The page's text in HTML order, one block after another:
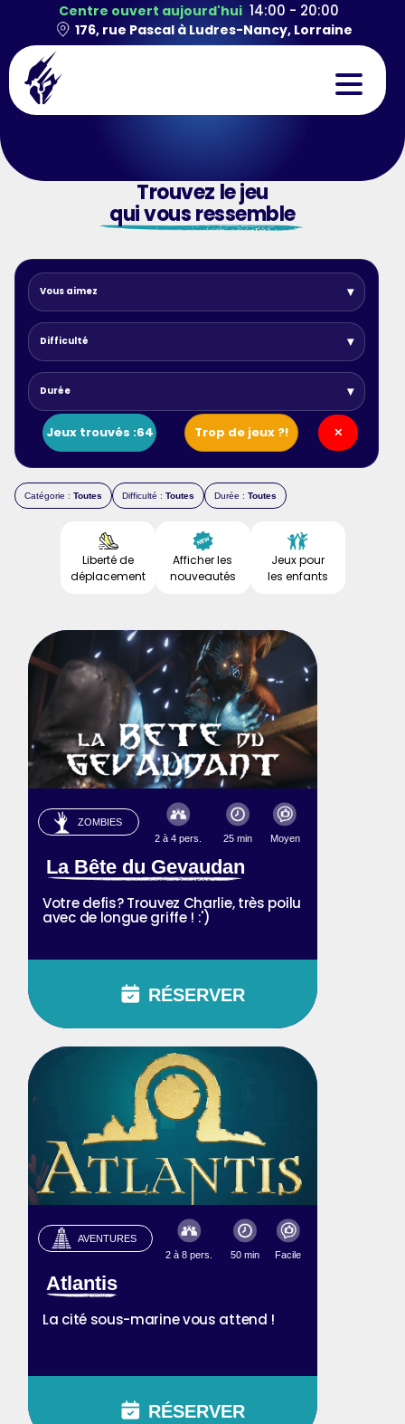
Centre ouvert aujourd'hui 14:00 - 20:00
176, rue Pascal à Ludres-Nancy, Lorraine
ANNIVERSAIRES
CONTACT
Trouvez le jeu
qui vous ressemble
Vous aimez
Difficulté
Durée
Jeux trouvés :64 Trop de jeux ?! ✕
Catégorie : Toutes Difficulté : Toutes Durée : Toutes
Liberté de
déplacement
Afficher les
nouveautés
Jeux pour
les enfants
ZOMBIES
2 à 4 pers.
25 min Moyen
La Bête du Gevaudan
Votre defis? Trouvez Charlie, très poilu
avec de longue griffe ! :')
RÉSERVER
AVENTURES
2 à 8 pers.
50 min Facile
Atlantis
La cité sous-marine vous attend !
RÉSERVER